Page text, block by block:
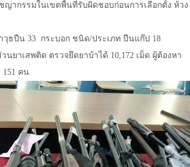
ากรรมในเขตพื้นที่รับผิดชอบก่อนการเลือกตั้ง ห้วง
วุธปืน 33
กระบอก ชนิด/ประเภท ปืนแก๊ป 18
วนยาเสพติด ตรวจยึดยาบ้าได้ 10,172 เม็ด ผู้ต้องหา
คน